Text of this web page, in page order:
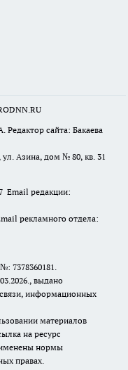
сайта: Бакаева
ул. Азина, дом № 80, кв. 31
Email редакции:
рекламного отдела:
7378360181.
выдано
информационных
материалов
на ресурс
нормы
правах.